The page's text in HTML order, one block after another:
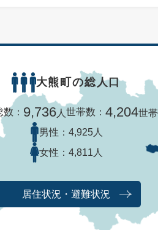
大熊町の総人口
数： 9,736 人 世帯数： 4,204世帯
男性： 4,925人
女性： 4,811人
居住状況・避難状況